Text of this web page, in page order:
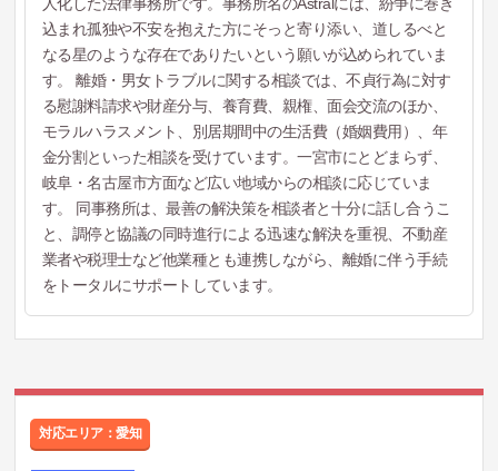
込まれ孤独や不安を抱えた方にそっと寄り添い、道しるべと
なる星のような存在でありたいという願いが込められていま
す。 離婚・男女トラブルに関する相談では、不貞行為に対す
る慰謝料請求や財産分与、養育費、親権、面会交流のほか、
モラルハラスメント、別居期間中の生活費（婚姻費用）、年
金分割といった相談を受けています。一宮市にとどまらず、
岐阜・名古屋市方面など広い地域からの相談に応じていま
す。 同事務所は、最善の解決策を相談者と十分に話し合うこ
と、調停と協議の同時進行による迅速な解決を重視、不動産
業者や税理士など他業種とも連携しながら、離婚に伴う手続
をトータルにサポートしています。
対応エリア：愛知